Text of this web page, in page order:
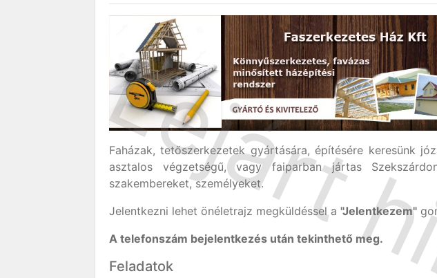
Faházak, tetőszerkezetek gyártására, építésére keresünk
asztalos végzetségű, vagy faiparban jártas
szakembereket, személyeket.
Jelentkezni lehet önéletrajz megküldéssel a "Jelentkezem"
A telefonszám bejelentkezés után tekinthető meg.
Feladatok